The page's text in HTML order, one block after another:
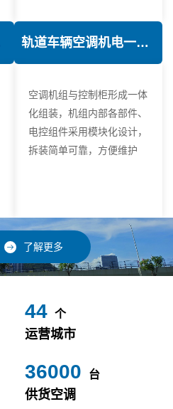
轨道车辆空调机电一体化技术
空调机组与控制柜形成一体
化组装，机组内部各部件、
电控组件采用模块化设计，
拆装简单可靠，方便维护
了解更多
49 个
运营城市
40000 台
供货空调